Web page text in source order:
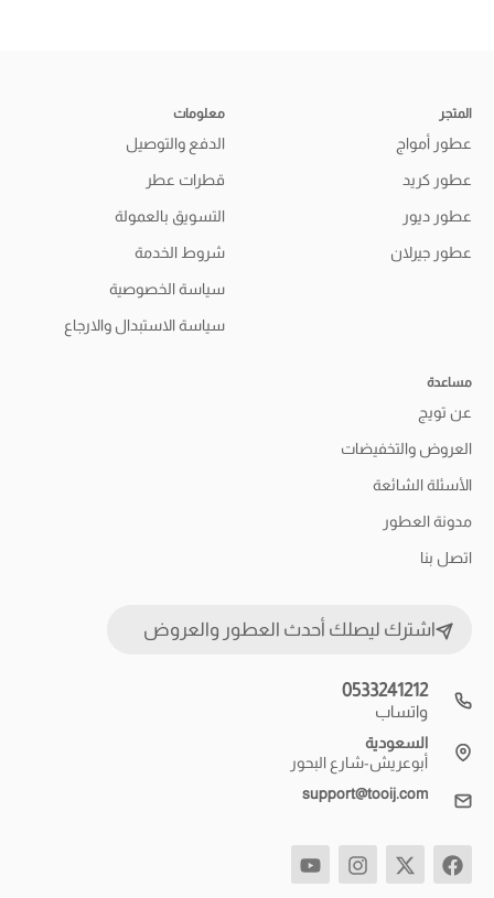
المتجر
عطور أمواج
عطور كريد
عطور ديور
عطور جيرلان
معلومات
الدفع والتوصيل
قطرات عطر
التسويق بالعمولة
شروط الخدمة
سياسة الخصوصية
سياسة الاستبدال والارجاع
مساعدة
عن تويج
العروض والتخفيضات
الأسئلة الشائعة
مدونة العطور
اتصل بنا
اشترك ليصلك أحدث العطور والعروض
0533241212
واتساب
السعودية
أبوعريش-شارع البحور
support@tooij.com